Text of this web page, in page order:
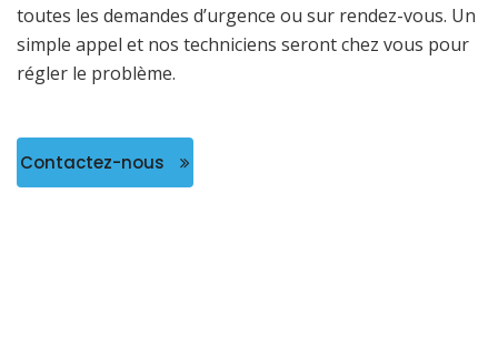
toutes les demandes d’urgence ou sur rendez-vous. Un
simple appel et nos techniciens seront chez vous pour
régler le problème.
Contactez-nous